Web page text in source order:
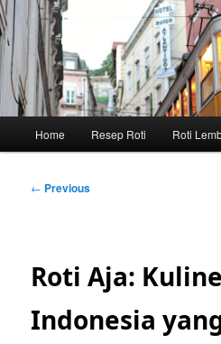
Skip
to
primary
content
Home Resep Roti Roti
Post
← Previous
Roti Aja:
Indonesia